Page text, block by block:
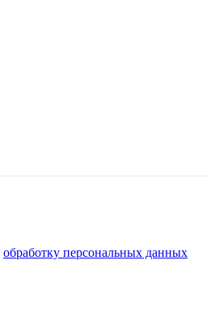
обработку персональных данных